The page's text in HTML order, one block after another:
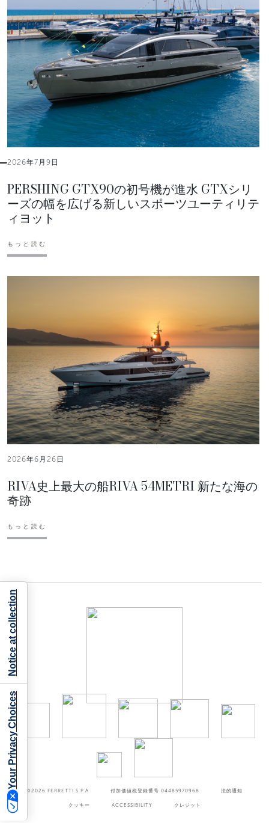
2026年7月9日
PERSHING GTX90の初号機が進水 GTXシリ
ーズの幅を広げる新しいスポーツユーティリテ
ィヨット
もっと読む
2026年6月26日
RIVA史上最大の船RIVA 54METRI 新たな海の
奇跡
もっと読む
©2026 FERRETTI S.P.A 付加価値税登録番号 04485970968 法的通知
クッキー ACCESSIBILITY クレジット
Your Privacy Choices
Notice at collection